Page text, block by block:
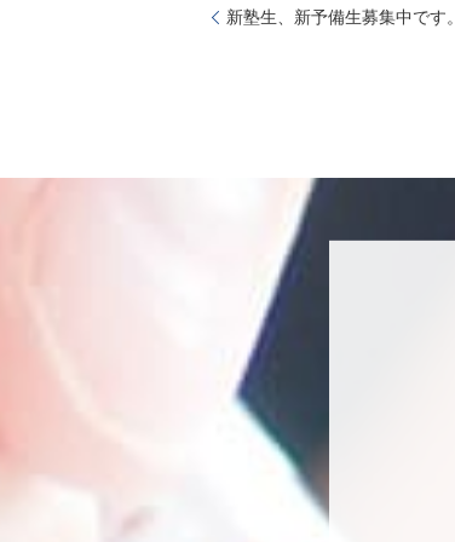
新塾生、新予備生募集中です。